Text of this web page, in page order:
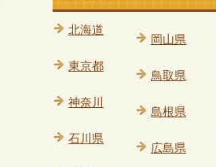
北海道
東京都
神奈川
石川県
岡山県
鳥取県
島根県
広島県